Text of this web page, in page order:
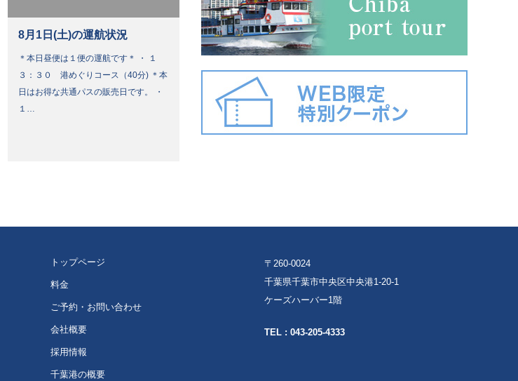
8月1日(土)の運航状況
＊本日昼便は１便の運航です＊ ・ １
３：３０ 港めぐりコース（40分) ＊本
日はお得な共通パスの販売日です。 ・
１…
トップページ
料金
ご予約・お問い合わせ
会社概要
採用情報
千葉港の概要
〒260-0024
千葉県千葉市中央区中央港1-20-1
ケーズハーバー1階
TEL : 043-205-4333